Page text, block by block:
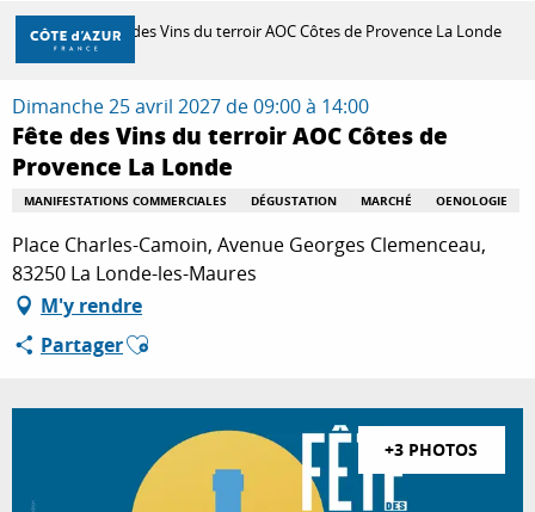
Aller
contenu
principal
DÉCOUVRIR
À FAIRE
SÉJOURNER
Accueil Fête des Vins du terroir AOC Côtes de Provence La Londe
Dimanche 25 avril 2027 de 09:00 à 14:00
Fête des Vins du terroir AOC Côtes de
Provence La Londe
MANIFESTATIONS COMMERCIALES DÉGUSTATION MARCHÉ OENOLOGIE
Place Charles-Camoin, Avenue Georges Clemenceau,
83250 La Londe-les-Maures
M'y rendre
PartagerAjouter aux favoris
+3 PHOTOS